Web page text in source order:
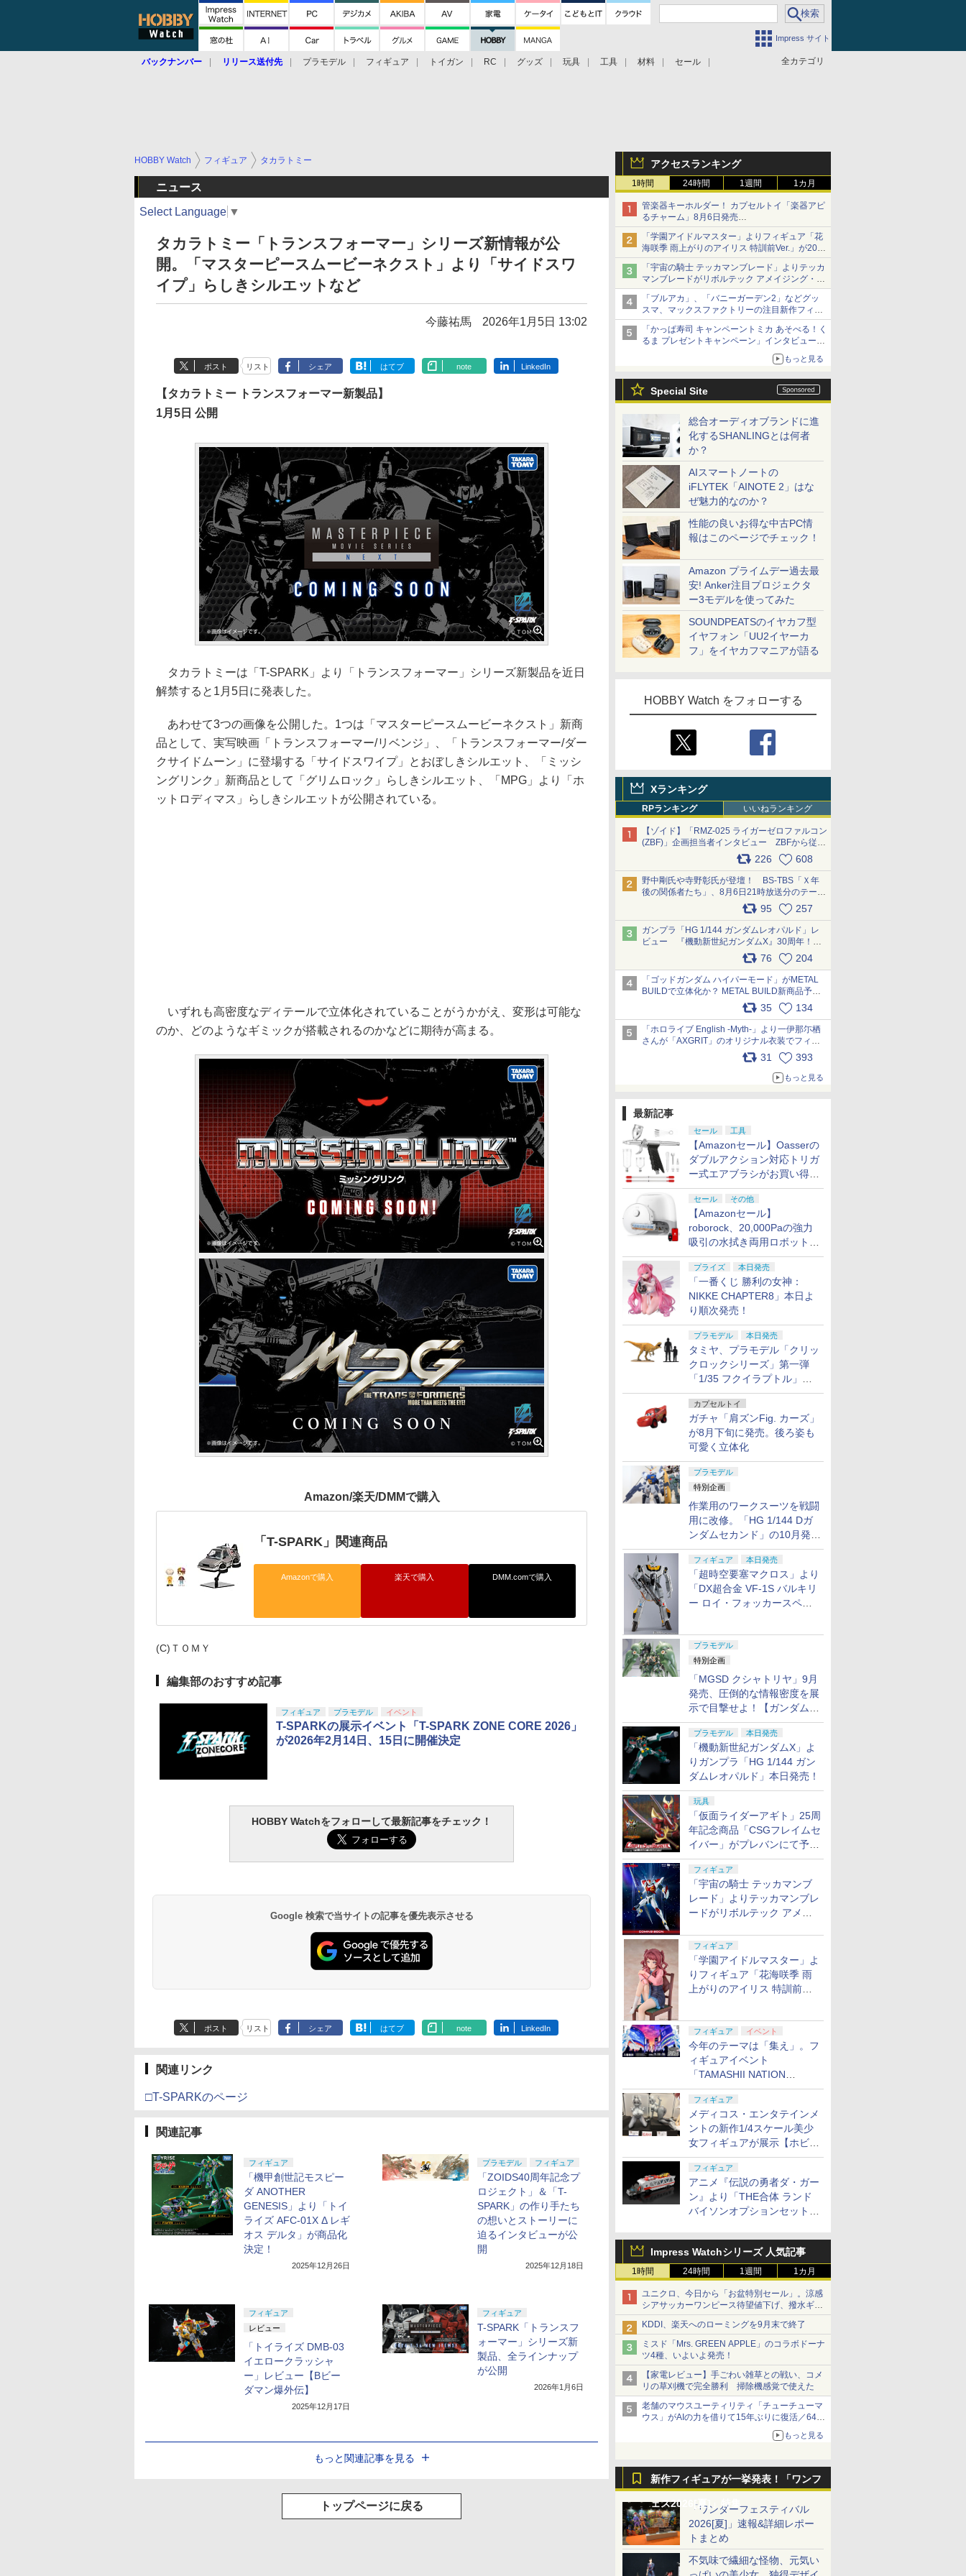
Impress サイト
全カテゴリ
バックナンバー リリース送付先 プラモデル フィギュア トイガン RC グッズ 玩具 工具 材料 セール
アクセスランキング
1時間 24時間 1週間 1カ月
管楽器キーホルダー！ カプセルトイ「楽器アピ
るチャーム」8月6日発売
チューバ、テナサクなど5種各3色
「学園アイドルマスター」よりフィギュア「花
海咲季 雨上がりのアイリス 特訓前Ver.」が2027
年4月に発売
「宇宙の騎士 テッカマンブレード」よりテッカ
マンブレードがリボルテック アメイジング・ヤ
マグチで商品化決定
「ブルアカ」、「バニーガーデン2」などグッ
スマ、マックスファクトリーの注目新作フィギ
ュアが展示【ホビーメーカー合同展示会】
「かっぱ寿司 キャンペーントミカ あそべる！く
るま プレゼントキャンペーン」インタビュー
子どもが楽しめるかっぱ寿司ならではの体験と
もっと見る
Special Site
総合オーディオブランドに進
化するSHANLINGとは何者
か？
AIスマートノートの
iFLYTEK「AINOTE 2」はな
ぜ魅力的なのか？
性能の良いお得な中古PC情
報はこのページでチェック！
Amazon プライムデー過去最
安! Anker注目プロジェクタ
ー3モデルを使ってみた
SOUNDPEATSのイヤカフ型
イヤフォン「UU2イヤーカ
フ」をイヤカフマニアが語る
HOBBY Watch をフォローする
Xランキング
RPランキング いいねランキング
【ゾイド】「RMZ-025 ライガーゼロファルコン
(ZBF)」企画担当者インタビュー ZBFから従来
デザインまで再現可能なボリューム満点のキッ
ト pic.x.com/6zOqQAQKkX
226 608
野中剛氏や寺野彰氏が登壇！ BS-TBS「Ｘ年
後の関係者たち」、8月6日21時放送分のテーマ
は「超合金」！ pic.x.com/uWyt1uyuFm
95 257
ガンプラ「HG 1/144 ガンダムレオパルド」レ
ビュー 『機動新世紀ガンダムX』30周年！イ
ンナーアームガトリングの変形機構まで再現し
最新フォーマットでキット化！
pic.x.com/nszPIDTpbg
76 204
「ゴッドガンダム ハイパーモード」がMETAL
BUILDで立体化か？ METAL BUILD新商品予告
が公開 pic.x.com/HIcLLIM3ar35 134
「ホロライブ English -Myth-」より一伊那尓栖
さんが「AXGRIT」のオリジナル衣装でフィギ
ュア化 pic.x.com/YMGhdIAzNa
31 393
もっと見る
最新記事
セール 工具
【Amazonセール】Oasserの
ダブルアクション対応トリガ
ー式エアブラシがお買い得価
格で登場！
セール その他
【Amazonセール】
roborock、20,000Paの強力
吸引の水拭き両用ロボット掃
除機「Qrevo Curv 2 Flow」
がお買い得！
プライズ 本日発売
「一番くじ 勝利の女神：
NIKKE CHAPTER8」本日よ
り順次発売！
プラモデル 本日発売
タミヤ、プラモデル「クリッ
クロックシリーズ」第一弾
「1/35 フクイラプトル」本
日発売！
カプセルトイ
ガチャ「肩ズンFig. カーズ」
が8月下旬に発売。後ろ姿も
可愛く立体化
プラモデル
特別企画
作業用のワークスーツを戦闘
用に改修。「HG 1/144 Dガ
ンダムセカンド」の10月発送
分が予約受付中【ガンダムベ
ース撮り下ろし】
フィギュア 本日発売
「超時空要塞マクロス」より
「DX超合金 VF-1S バルキリ
ー ロイ・フォッカースペシ
プラモデル
特別企画
「MGSD クシャトリヤ」9月
発売、圧倒的な情報密度を展
示で目撃せよ！【ガンダムベ
ース撮り下ろし】
プラモデル 本日発売
「機動新世紀ガンダムX」よ
りガンプラ「HG 1/144 ガン
ダムレオパルド」本日発売！
玩具
「仮面ライダーアギト」25周
年記念商品「CSGフレイムセ
イバー」がプレバンにて予約
開始
フィギュア
「宇宙の騎士 テッカマンブ
レード」よりテッカマンブレ
ードがリボルテック アメイ
定
フィギュア
「学園アイドルマスター」よ
りフィギュア「花海咲季 雨
上がりのアイリス 特訓前
フィギュア イベント
今年のテーマは「集え」。フ
ィギュアイベント
「TAMASHII NATION
2026」が11月13日より開催
決定
フィギュア
メディコス・エンタテインメ
ントの新作1/4スケール美少
女フィギュアが展示【ホビー
メーカー合同展示会】
フィギュア
アニメ『伝説の勇者ダ・ガー
ン』より「THE合体 ランド
バイソンオプションセット」
Impress Watchシリーズ 人気記事
1時間 24時間 1週間 1カ月
ユニクロ、今日から「お盆特別セール」。涼感
シアサッカーワンピース待望値下げ、撥水ギア
ショーツは1990円に
KDDI、楽天へのローミングを9月末で終了
ミスド「Mrs. GREEN APPLE」のコラボドーナ
ツ4種、いよいよ発売！
【家電レビュー】手ごわい雑草との戦い、コメ
リの草刈機で完全勝利 掃除機感覚で使えた
老舗のマウスユーティリティ「チューチューマ
ウス」がAIの力を借りて15年ぶりに復活／64bit
化、Windows 10/11、「Chrome」も走り回
る。復活記念で2026年末まで500円
もっと見る
新作フィギュアが一挙発表！「ワンフ
ェス2026[夏]」特集「ワンダーフェスティバル
2026[夏]」速報&詳細レポー
トまとめ
不気味で繊細な怪物、元気い
HOBBY Watch フィギュア タカラトミー
ニュース
Select Language ▼
タカラトミー「トランスフォーマー」シリーズ新情報が公
開。「マスターピースムービーネクスト」より「サイドスワ
イプ」らしきシルエットなど
今藤祐馬 2026年1月5日 13:02
ポスト リスト シェア はてブ note LinkedIn
【タカラトミー トランスフォーマー新製品】
1月5日 公開
タカラトミーは「T-SPARK」より「トランスフォーマー」シリーズ新製品を近日
解禁すると1月5日に発表した。
あわせて3つの画像を公開した。1つは「マスターピースムービーネクスト」新商
品として、実写映画「トランスフォーマー/リベンジ」、「トランスフォーマー/ダー
クサイドムーン」に登場する「サイドスワイプ」とおぼしきシルエット、「ミッシ
ングリンク」新商品として「グリムロック」らしきシルエット、「MPG」より「ホ
ットロディマス」らしきシルエットが公開されている。
いずれも高密度なディテールで立体化されていることがうかがえ、変形は可能な
のか、どのようなギミックが搭載されるのかなどに期待が高まる。
Amazon/楽天/DMMで購入
「T-SPARK」関連商品
Amazonで購入 楽天で購入 DMM.comで購入
(C)ＴＯＭＹ
編集部のおすすめ記事
フィギュア プラモデル イベント
T-SPARKの展示イベント「T-SPARK ZONE CORE 2026」
が2026年2月14日、15日に開催決定
HOBBY Watchをフォローして最新記事をチェック！
Google 検索で当サイトの記事を優先表示させる
ポスト リスト シェア はてブ note LinkedIn
関連リンク
□T-SPARKのページ
関連記事
フィギュア
「機甲創世記モスピー
ダ ANOTHER
GENESIS」より「トイ
ライズ AFC-01X Δ レギ
オス デルタ」が商品化
決定！
2025年12月26日
プラモデル フィギュア
「ZOIDS40周年記念プ
ロジェクト」＆「T-
SPARK」の作り手たち
の想いとストーリーに
迫るインタビューが公
開
2025年12月18日
フィギュア
レビュー
「トイライズ DMB-03
イエロークラッシャ
ー」レビュー【Bビー
ダマン爆外伝】
2025年12月17日
フィギュア
T-SPARK「トランスフ
ォーマー」シリーズ新
製品、全ラインナップ
が公開
2026年1月6日
もっと関連記事を見る
トップページに戻る